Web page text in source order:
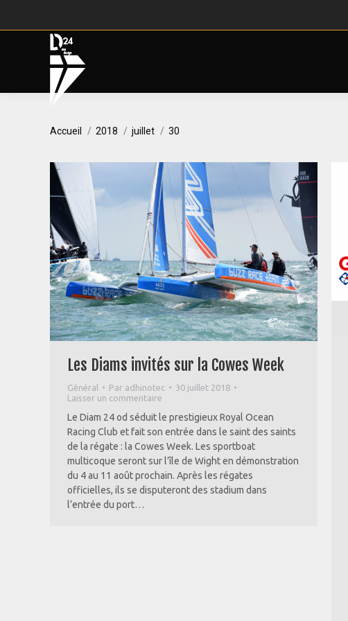
Accueil 2018 juillet 30
Les Diams invités sur la Cowes Week
Général Par adhinotec
30 juillet 2018
Laisser un commentaire
Le Diam 24 od séduit le prestigieux Royal Ocean
Racing Club et fait son entrée dans le saint des saints
de la régate : la Cowes Week. Les sportboat
multicoque seront sur l’île de Wight en démonstration
du 4 au 11 août prochain. Après les régates
officielles, ils se disputeront des stadium dans
l’entrée du port…